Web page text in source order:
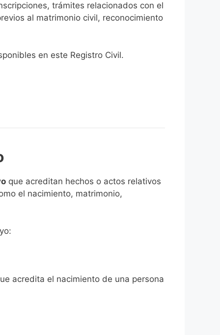
trámites relacionados con el
al matrimonio civil, reconocimiento
en este Registro Civil.​
que acreditan hechos o actos relativos
el nacimiento, matrimonio,
acredita el nacimiento de una persona